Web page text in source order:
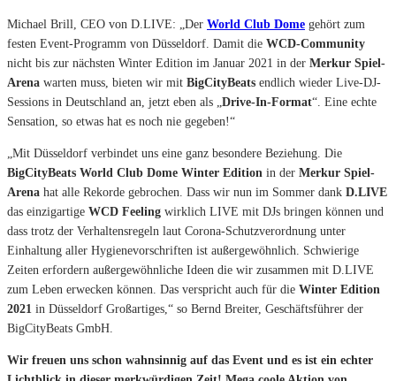
Michael Brill, CEO von D.LIVE: „Der World Club Dome gehört zum
festen Event-Programm von Düsseldorf. Damit die WCD-Community
nicht bis zur nächsten Winter Edition im Januar 2021 in der Merkur Spiel-
Arena warten muss, bieten wir mit BigCityBeats endlich wieder Live-DJ-
Sessions in Deutschland an, jetzt eben als „Drive-In-Format“. Eine echte
Sensation, so etwas hat es noch nie gegeben!“
„Mit Düsseldorf verbindet uns eine ganz besondere Beziehung. Die
BigCityBeats World Club Dome Winter Edition in der Merkur Spiel-
Arena hat alle Rekorde gebrochen. Dass wir nun im Sommer dank D.LIVE
das einzigartige WCD Feeling wirklich LIVE mit DJs bringen können und
dass trotz der Verhaltensregeln laut Corona-Schutzverordnung unter
Einhaltung aller Hygienevorschriften ist außergewöhnlich. Schwierige
Zeiten erfordern außergewöhnliche Ideen die wir zusammen mit D.LIVE
zum Leben erwecken können. Das verspricht auch für die Winter Edition
2021 in Düsseldorf Großartiges,“ so Bernd Breiter, Geschäftsführer der
BigCityBeats GmbH.
Wir freuen uns schon wahnsinnig auf das Event und es ist ein echter